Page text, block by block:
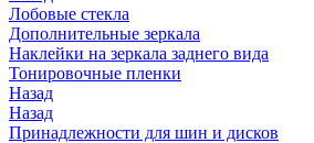
Лобовые стекла
Дополнительные зеркала
Наклейки на зеркала заднего вида
Тонировочные пленки
Назад
Назад
Принадлежности для шин и дисков